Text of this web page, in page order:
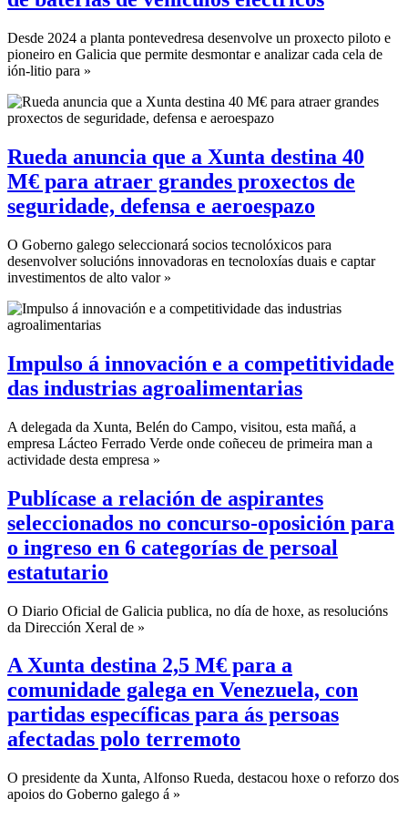
Desde 2024 a planta pontevedresa desenvolve un proxecto piloto e
pioneiro en Galicia que permite desmontar e analizar cada cela de
ión-litio para »
Rueda anuncia que a Xunta destina 40
M€ para atraer grandes proxectos de
seguridade, defensa e aeroespazo
O Goberno galego seleccionará socios tecnolóxicos para
desenvolver solucións innovadoras en tecnoloxías duais e captar
investimentos de alto valor »
Impulso á innovación e a competitividade
das industrias agroalimentarias
A delegada da Xunta, Belén do Campo, visitou, esta mañá, a
empresa Lácteo Ferrado Verde onde coñeceu de primeira man a
actividade desta empresa »
Publícase a relación de aspirantes
seleccionados no concurso-oposición para
o ingreso en 6 categorías de persoal
estatutario
O Diario Oficial de Galicia publica, no día de hoxe, as resolucións
da Dirección Xeral de »
A Xunta destina 2,5 M€ para a
comunidade galega en Venezuela, con
partidas específicas para ás persoas
afectadas polo terremoto
O presidente da Xunta, Alfonso Rueda, destacou hoxe o reforzo dos
apoios do Goberno galego á »